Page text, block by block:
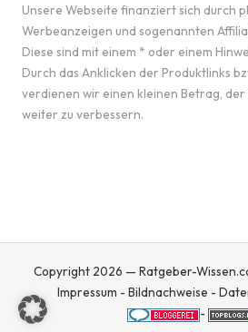
Unsere Webseite finanziert sich durch
Werbeanzeigen und sogenannten
Diese sind mit einem * oder einem
Durch das Anklicken der Produktlinks
verdienen wir einen kleinen Betrag, der
weiter zu verbessern.
Copyright 2026 — Ratgeber-
Impressum - Bildnachweise -
-